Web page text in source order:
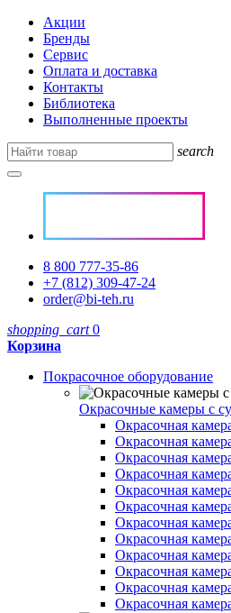
Акции
Бренды
Сервис
Оплата и доставка
Контакты
Библиотека
Выполненные проекты
search
8 800 777-35-86
+7 (812) 309-47-24
order@bi-teh.ru
shopping_cart 0
Корзина
Покрасочное оборудование
Окрасочные камеры с
Окрасочная
Окрасочная
Окрасочная
Окрасочная
Окрасочная
Окрасочная
Окрасочная
Окрасочная
Окрасочная
Окрасочная
Окрасочная
Окрасочная